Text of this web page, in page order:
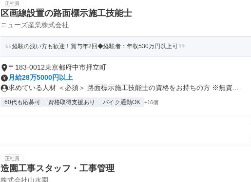
正社員
区画線設置の路面標示施工技能士
ニューズ産業株式会社
経験の浅い方も歓迎！賞与年2回◆経験者：年収530万円以上可
〒183-0012東京都府中市押立町
月給28万5000円以上
求めている人材 ＜必須＞ 路面標示施工技能士の資格をお持ちの方 ※無資...
60代も応募可 資格取得支援あり バイク通勤OK +16個
正社員
造園工事スタッフ・工事管理
株式会社山水園